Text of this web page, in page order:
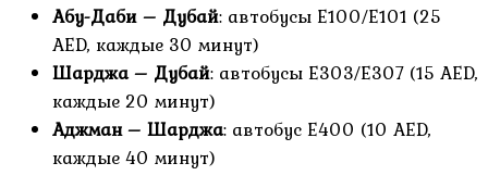
Абу-Даби – Дубай: автобусы E100/E101 (25
AED, каждые 30 минут)
Шарджа – Дубай: автобусы E303/E307 (15 AED,
каждые 20 минут)
Аджман – Шарджа: автобус E400 (10 AED,
каждые 40 минут)